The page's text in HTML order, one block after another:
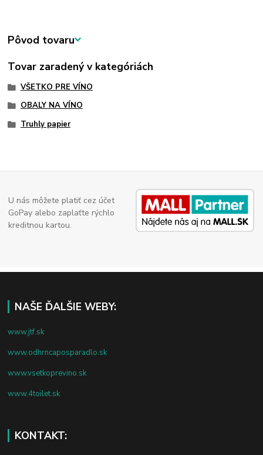
Pôvod tovaru
Tovar zaradený v kategóriách
VŠETKO PRE VÍNO
OBALY NA VÍNO
Truhly papier
U nás môžete platiť cez účet
GoPay alebo zaplaťte rýchlo
kreditnou kartou.
NAŠE ĎALŠIE WEBY:
www.jtf.sk
www.odhrncaposparadlo.sk
www.vsetkoprevino.sk
www.4toilet.sk
KONTAKT: